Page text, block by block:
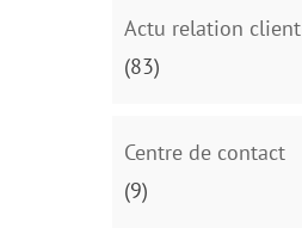
Actu relation client
(83)
Centre de contact
(9)